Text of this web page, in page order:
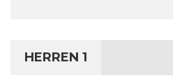
HERREN 1